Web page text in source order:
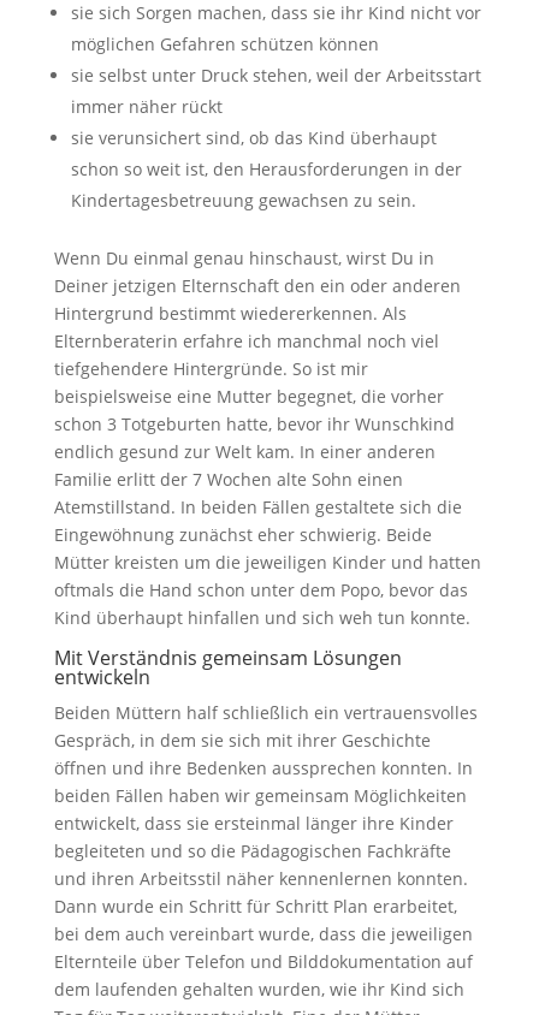
sie sich Sorgen machen, dass sie ihr Kind nicht vor
möglichen Gefahren schützen können
sie selbst unter Druck stehen, weil der Arbeitsstart
immer näher rückt
sie verunsichert sind, ob das Kind überhaupt
schon so weit ist, den Herausforderungen in der
Kindertagesbetreuung gewachsen zu sein.
Wenn Du einmal genau hinschaust, wirst Du in
Deiner jetzigen Elternschaft den ein oder anderen
Hintergrund bestimmt wiedererkennen. Als
Elternberaterin erfahre ich manchmal noch viel
tiefgehendere Hintergründe. So ist mir
beispielsweise eine Mutter begegnet, die vorher
schon 3 Totgeburten hatte, bevor ihr Wunschkind
endlich gesund zur Welt kam. In einer anderen
Familie erlitt der 7 Wochen alte Sohn einen
Atemstillstand. In beiden Fällen gestaltete sich die
Eingewöhnung zunächst eher schwierig. Beide
Mütter kreisten um die jeweiligen Kinder und hatten
oftmals die Hand schon unter dem Popo, bevor das
Kind überhaupt hinfallen und sich weh tun konnte.
Mit Verständnis gemeinsam Lösungen
entwickeln
Beiden Müttern half schließlich ein vertrauensvolles
Gespräch, in dem sie sich mit ihrer Geschichte
öffnen und ihre Bedenken aussprechen konnten. In
beiden Fällen haben wir gemeinsam Möglichkeiten
entwickelt, dass sie ersteinmal länger ihre Kinder
begleiteten und so die Pädagogischen Fachkräfte
und ihren Arbeitsstil näher kennenlernen konnten.
Dann wurde ein Schritt für Schritt Plan erarbeitet,
bei dem auch vereinbart wurde, dass die jeweiligen
Elternteile über Telefon und Bilddokumentation auf
dem laufenden gehalten wurden, wie ihr Kind sich